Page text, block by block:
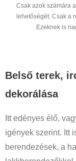
Csak azok számára
lehetőségét. Csak a
Ezeknek is
Belső terek,
dekorálása
Itt edényes élő,
igények szerint. Itt
berendezések, a